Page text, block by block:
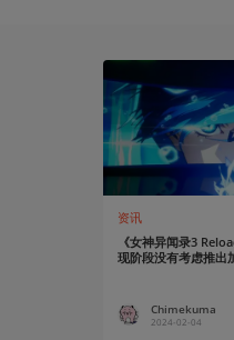
资讯
《女神异闻录3
现阶段没有考虑推出
Chimekuma
2024-02-04